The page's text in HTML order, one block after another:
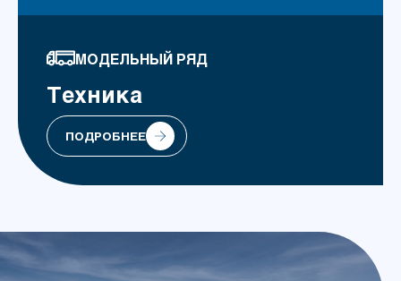
МОДЕЛЬНЫЙ РЯД
Техника
ПОДРОБНЕЕ